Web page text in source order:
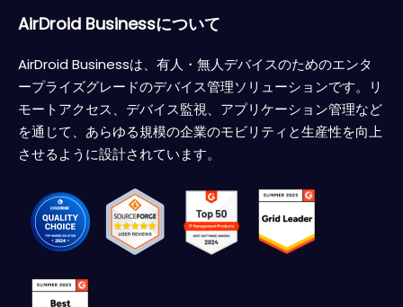
AirDroid Businessについて
AirDroid Businessは、有人・無人デバイスのためのエンタ
ープライズグレードのデバイス管理ソリューションです。リ
モートアクセス、デバイス監視、アプリケーション管理など
を通じて、あらゆる規模の企業のモビリティと生産性を向上
させるように設計されています。